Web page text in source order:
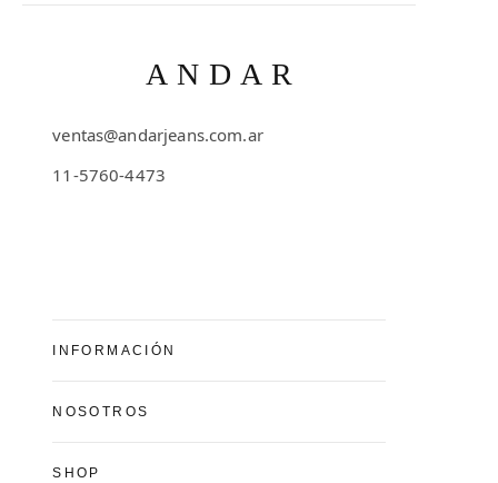
ANDAR
ventas@andarjeans.com.ar
11-5760-4473
INFORMACIÓN
Cómo comprar
NOSOTROS
SHOP